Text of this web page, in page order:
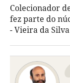
Colecionador
fez parte do
- Vieira da Silva